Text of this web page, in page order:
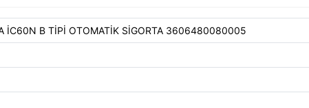
İC60N B TİPİ OTOMATİK SİGORTA 3606480080005